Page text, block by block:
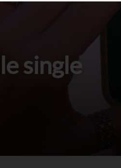
single